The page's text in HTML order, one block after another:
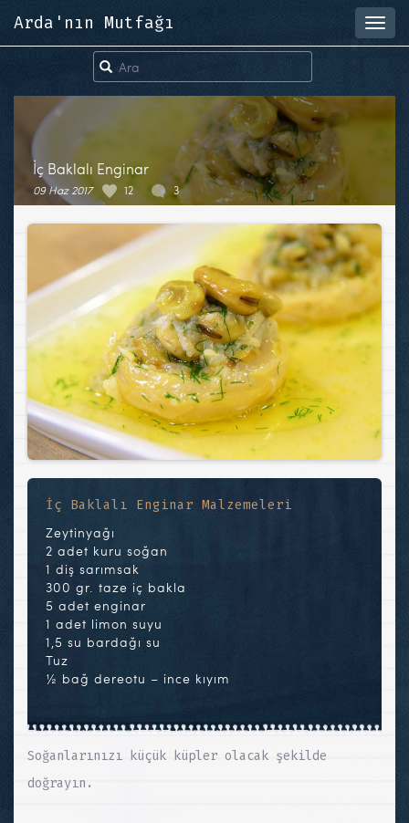
Arda'nın Mutfağı
İç Baklalı Enginar
09 Haz 2017 12 3
İç Baklalı Enginar Malzemeleri
Zeytinyağı
2 adet kuru soğan
1 diş sarımsak
300 gr. taze iç bakla
5 adet enginar
1 adet limon suyu
1,5 su bardağı su
Tuz
½ bağ dereotu – ince kıyım
Soğanlarınızı küçük küpler olacak şekilde
doğrayın.